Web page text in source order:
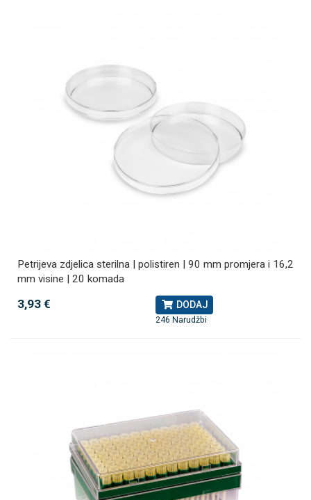
Petrijeva zdjelica sterilna | polistiren | 90 mm promjera i 16,2
mm visine | 20 komada
3,93 € DODAJ
246 Narudžbi